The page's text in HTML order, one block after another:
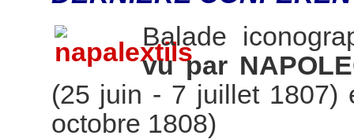
Balade
vu par
(25 juin - 7 juillet
octobre 1808)